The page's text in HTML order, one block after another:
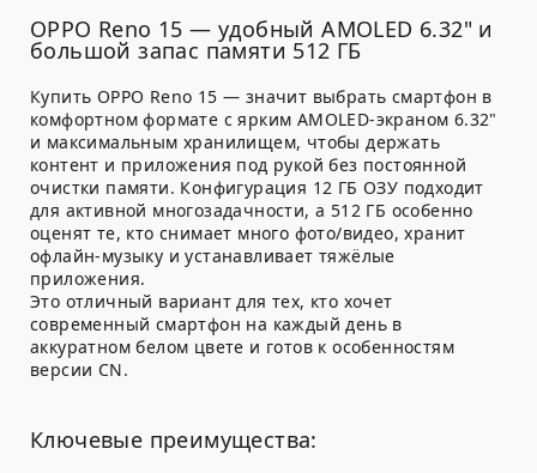
OPPO Reno 15 — удобный AMOLED 6.32" и
большой запас памяти 512 ГБ
Купить OPPO Reno 15 — значит выбрать смартфон в
комфортном формате с ярким AMOLED-экраном 6.32"
и максимальным хранилищем, чтобы держать
контент и приложения под рукой без постоянной
очистки памяти. Конфигурация 12 ГБ ОЗУ подходит
для активной многозадачности, а 512 ГБ особенно
оценят те, кто снимает много фото/видео, хранит
офлайн-музыку и устанавливает тяжёлые
приложения.
Это отличный вариант для тех, кто хочет
современный смартфон на каждый день в
аккуратном белом цвете и готов к особенностям
версии CN.
Ключевые преимущества: